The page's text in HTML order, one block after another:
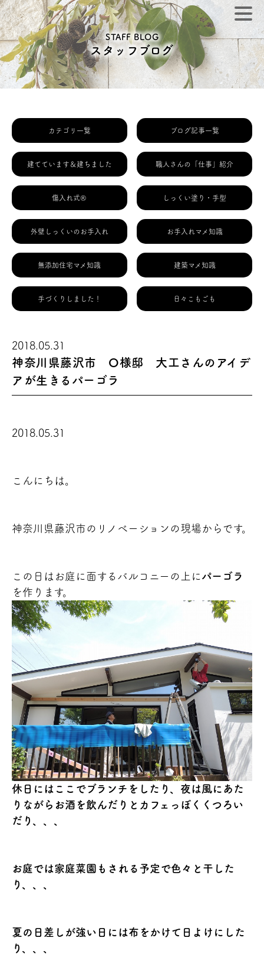
STAFF BLOG
スタッフブログ
カテゴリ一覧 ブログ記事一覧
建てています＆建ちました 職人さんの「仕事」紹介
傷入れ式® しっくい塗り・手型
外壁しっくいのお手入れ お手入れマメ知識
無添加住宅マメ知識 建築マメ知識
手づくりしました！ 日々こもごも
2018.05.31
神奈川県藤沢市 O様邸 大工さんのアイデ
アが生きるパーゴラ
2018.05.31
こんにちは。
神奈川県藤沢市のリノベーションの現場からです。
この日はお庭に面するバルコニーの上に パーゴラ
を作ります。
休日にはここでブランチをしたり、夜は風にあた
りながらお酒を飲んだりとカフェっぽくくつろい
だり、、、
お庭では家庭菜園もされる予定で色々と干した
り、、、
夏の日差しが強い日には布をかけて日よけにした
り、、、